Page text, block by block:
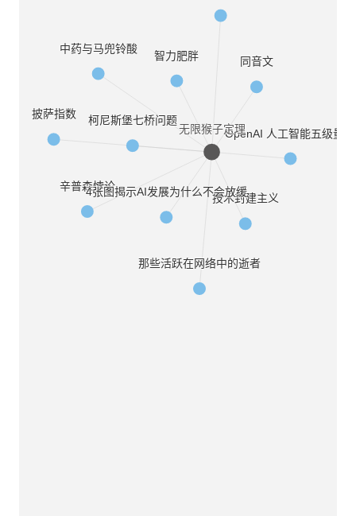
技术封建主义
中药与马兜铃酸
OpenAI 人工智能五级量表
同音文
智力肥胖
披萨指数
辛普森悖论
4张图揭示AI发展为什么不会放缓
那些活跃在网络中的逝者
无限猴子定理
柯尼斯堡七桥问题